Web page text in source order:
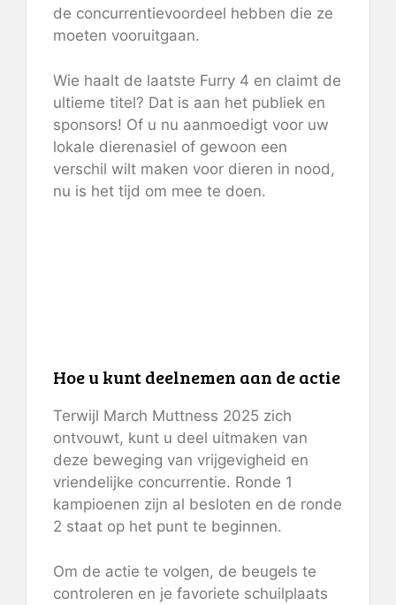
de concurrentievoordeel hebben die ze
moeten vooruitgaan.
Wie haalt de laatste Furry 4 en claimt de
ultieme titel? Dat is aan het publiek en
sponsors! Of u nu aanmoedigt voor uw
lokale dierenasiel of gewoon een
verschil wilt maken voor dieren in nood,
nu is het tijd om mee te doen.
Hoe u kunt deelnemen aan de actie
Terwijl March Muttness 2025 zich
ontvouwt, kunt u deel uitmaken van
deze beweging van vrijgevigheid en
vriendelijke concurrentie. Ronde 1
kampioenen zijn al besloten en de ronde
2 staat op het punt te beginnen.
Om de actie te volgen, de beugels te
controleren en je favoriete schuilplaats